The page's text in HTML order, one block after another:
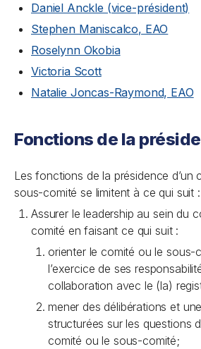
Daniel Anckle (vice-président)
Stephen Maniscalco, EAO
Roselynn Okobia
Victoria Scott
Natalie Joncas-Raymond, EAO
Fonctions de la
Les fonctions de la présidence d’un
sous-comité se limitent à ce qui suit :
Assurer le leadership au sein du
comité en faisant ce qui suit :
orienter le comité ou le sous-
l’exercice de ses
collaboration avec le (la)
mener des délibérations et
structurées sur les questions
comité ou le sous-comité;